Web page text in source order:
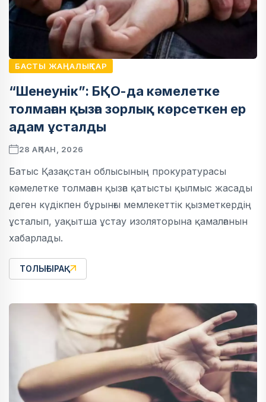
БАСТЫ ЖАҢАЛЫҚТАР
“Шенеунік”: БҚО-да кәмелетке
толмаған қызға зорлық көрсеткен ер
адам ұсталды
28 АҚПАН, 2026
Батыс Қазақстан облысының прокуратурасы
кәмелетке толмаған қызға қатысты қылмыс жасады
деген күдікпен бұрынғы мемлекеттік қызметкердің
ұсталып, уақытша ұстау изоляторына қамалғанын
хабарлады.
ТОЛЫҒЫРАҚ